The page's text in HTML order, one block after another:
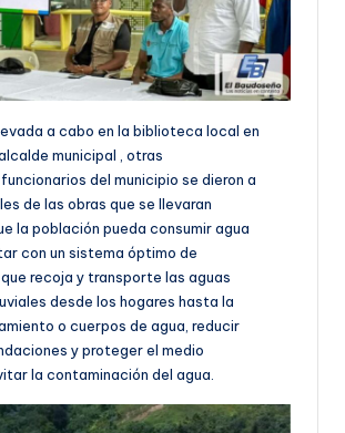
a cabo en la biblioteca local en
municipal , otras
del municipio se dieron a
de las obras que se llevaran
la población pueda consumir agua
con un sistema óptimo de
recoja y transporte las aguas
desde los hogares hasta la
o cuerpos de agua, reducir
y proteger el medio
la contaminación del agua.